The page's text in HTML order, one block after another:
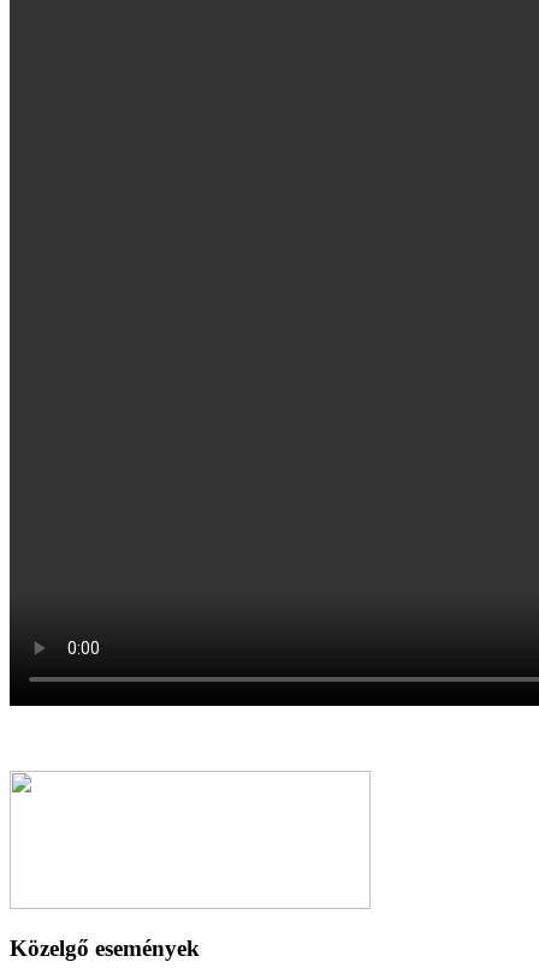
Közelgő események